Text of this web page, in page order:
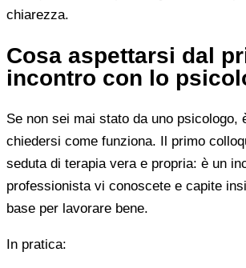
chiarezza.
Cosa aspettarsi dal
incontro con lo
Se non sei mai stato da uno psicologo,
chiedersi come funziona. Il primo
seduta di terapia vera e propria: è un
professionista vi conoscete e capite
base per lavorare bene.
In pratica: